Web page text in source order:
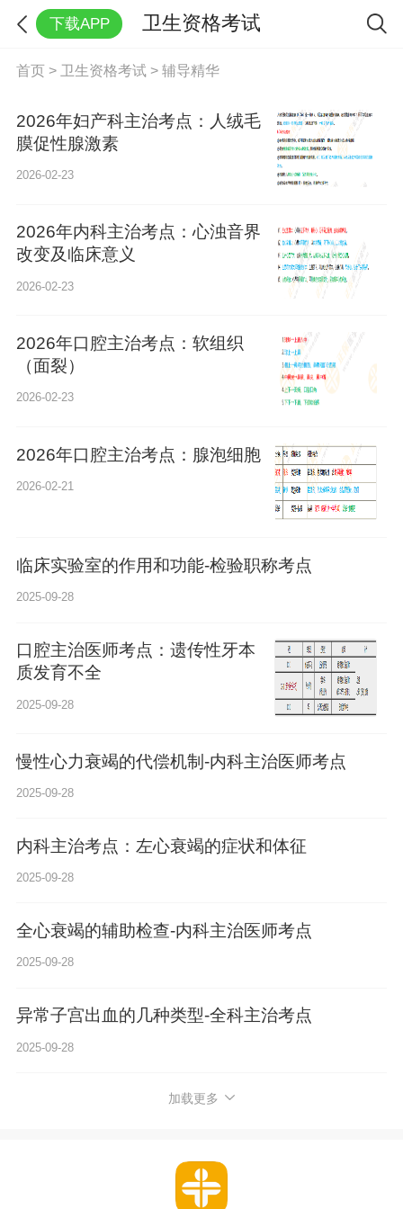
下载APP 卫生资格考试
首页> 卫生资格考试 > 辅导精华
2026年妇产科主治考点：人绒毛
膜促性腺激素
2026-02-23
2026年内科主治考点：心浊音界
改变及临床意义
2026-02-23
2026年口腔主治考点：软组织
（面裂）
2026-02-23
2026年口腔主治考点：腺泡细胞
2026-02-21
临床实验室的作用和功能-检验职称考点
2025-09-28
口腔主治医师考点：遗传性牙本
质发育不全
2025-09-28
慢性心力衰竭的代偿机制-内科主治医师考点
2025-09-28
内科主治考点：左心衰竭的症状和体征
2025-09-28
全心衰竭的辅助检查-内科主治医师考点
2025-09-28
异常子宫出血的几种类型-全科主治考点
2025-09-28
加载更多